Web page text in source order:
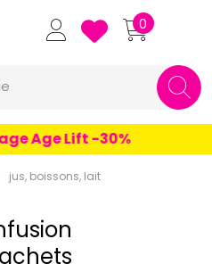
Grande Pharmacie
0
Age Lift -30%
jus, boissons, lait